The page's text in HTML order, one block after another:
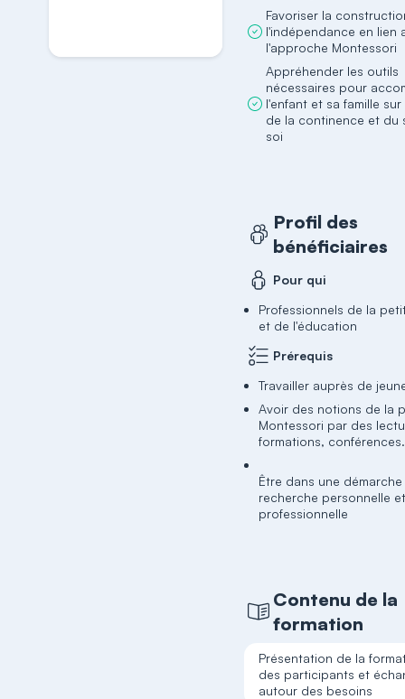
Favoriser la
l'indépendance en lien
l'approche Montessori
Appréhender les outils
nécessaires pour
l'enfant et sa famille
de la continence et du
soi
Profil des
bénéficiaires
Pour qui
Professionnels de la
et de l'éducation
Prérequis
Travailler auprès de
Avoir des notions de la
Montessori par des
formations,
Être dans une
recherche personnelle
professionnelle
Contenu de la
formation
Présentation de la
des participants et
autour des besoins